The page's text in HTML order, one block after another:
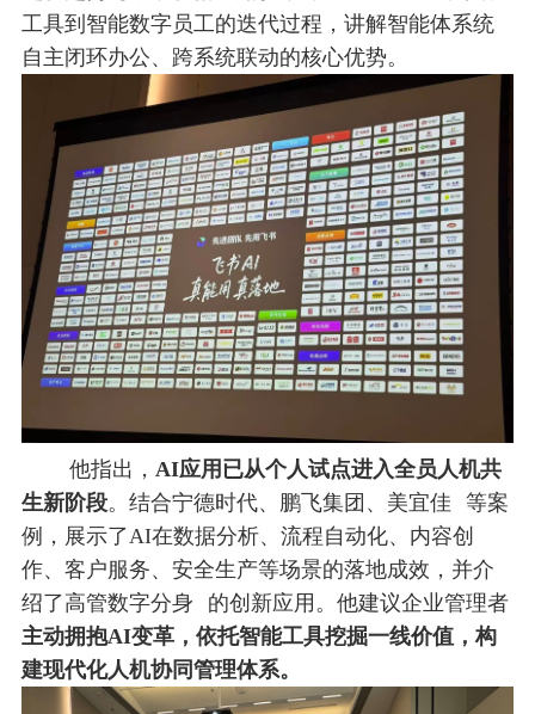
工具到智能数字员工的迭代过程，讲解智能体系统
自主闭环办公、跨系统联动的核心优势。
他指出， AI应用已从个人试点进入全员人机共
生新阶段。结合宁德时代、鹏飞集团、 美宜佳
等案
例，展示了AI在数据分析、流程自动化、内容创
作、客户服务、安全生产等场景的落地成效，并介
绍了高管数字分身
的创新应用。他建议企业管理者
主动拥抱AI变革，依托智能工具挖掘一线价值，构
建现代化人机协同管理体系。